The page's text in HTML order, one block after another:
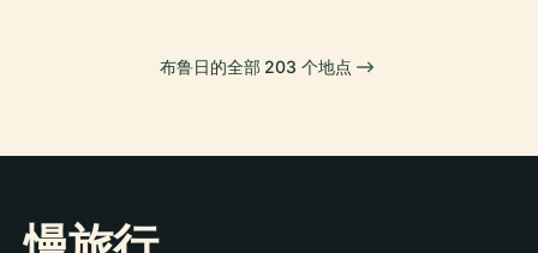
布鲁日的全部 203 个地点